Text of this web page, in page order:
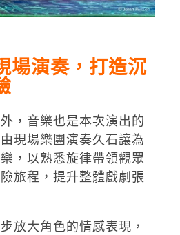
場演奏，打造沉
，音樂也是本次演出的
現場樂團演奏久石讓為
，以熟悉旋律帶領觀眾
旅程，提升整體戲劇張
放大角色的情感表現，